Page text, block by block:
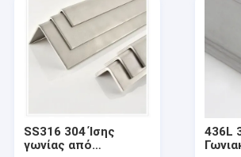
Προϊόντα
Βίντεο
Σχετικά με εμάς
SS316 304 Ίσης
γωνίας από
436L